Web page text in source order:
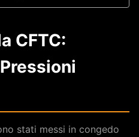
CFTC:
stati messi in congedo